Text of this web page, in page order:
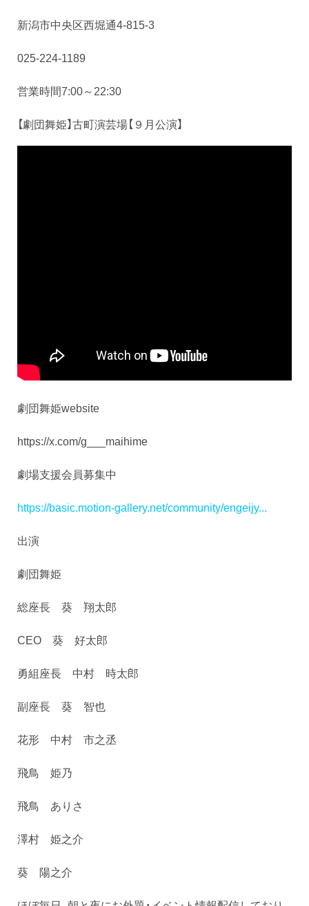
新潟市中央区西堀通4-815-3
025-224-1189
営業時間7:00～22:30
【劇団舞姫】古町演芸場【９月公演】
劇団舞姫website
https://x.com/g___maihime
劇場支援会員募集中
https://basic.motion-gallery.net/community/engeijy...
出演
劇団舞姫
総座長 葵 翔太郎
CEO 葵 好太郎
勇組座長 中村 時太郎
副座長 葵 智也
花形 中村 市之丞
飛鳥 姫乃
飛鳥 ありさ
澤村 姫之介
葵 陽之介